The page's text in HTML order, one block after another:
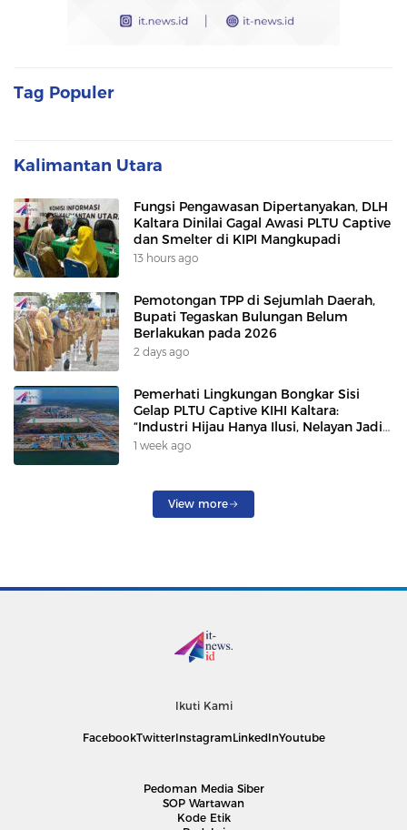
Tag Populer
Kalimantan Utara
Fungsi Pengawasan Dipertanyakan, DLH
Kaltara Dinilai Gagal Awasi PLTU Captive
dan Smelter di KIPI Mangkupadi
13 hours ago
Pemotongan TPP di Sejumlah Daerah,
Bupati Tegaskan Bulungan Belum
Berlakukan pada 2026
2 days ago
Pemerhati Lingkungan Bongkar Sisi
Gelap PLTU Captive KIHI Kaltara:
“Industri Hijau Hanya Ilusi, Nelayan Jadi
Korban”
1 week ago
View more
Ikuti Kami
FacebookTwitterInstagramLinkedInYoutube
Pedoman Media Siber
SOP Wartawan
Kode Etik